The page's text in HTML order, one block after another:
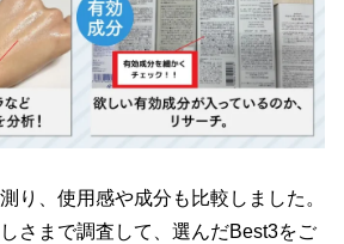
り、使用感や成分も比較しました。
さまで調査して、選んだBest3をご